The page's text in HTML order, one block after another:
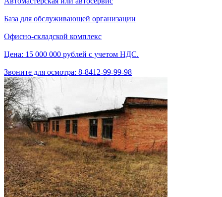
База для обслуживающей организации
Офисно-складской комплекс
Цена: 15 000 000 рублей с учетом НДС.
Звоните для осмотра: 8-8412-99-99-98